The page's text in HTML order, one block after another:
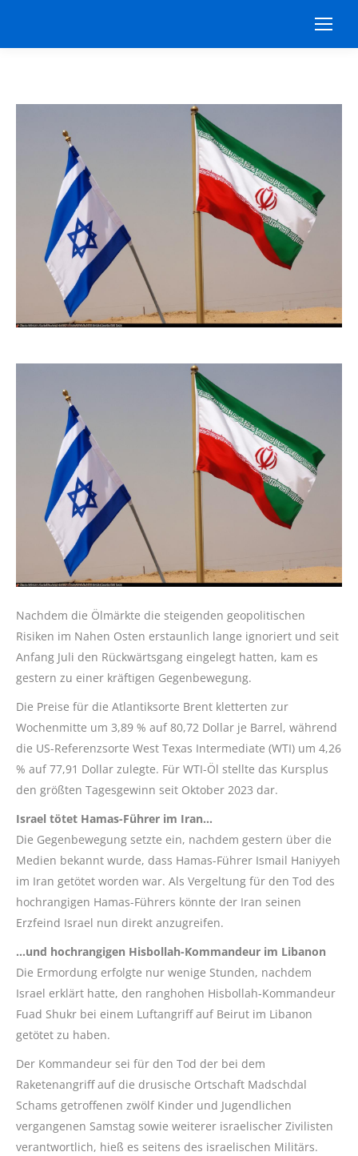
Nachdem die Ölmärkte die steigenden geopolitischen
Risiken im Nahen Osten erstaunlich lange ignoriert und seit
Anfang Juli den Rückwärtsgang eingelegt hatten, kam es
gestern zu einer kräftigen Gegenbewegung.
Die Preise für die Atlantiksorte Brent kletterten zur
Wochenmitte um 3,89 % auf 80,72 Dollar je Barrel, während
die US-Referenzsorte West Texas Intermediate (WTI) um 4,26
% auf 77,91 Dollar zulegte. Für WTI-Öl stellte das Kursplus
den größten Tagesgewinn seit Oktober 2023 dar.
Israel tötet Hamas-Führer im Iran…
Die Gegenbewegung setzte ein, nachdem gestern über die
Medien bekannt wurde, dass Hamas-Führer Ismail Haniyyeh
im Iran getötet worden war. Als Vergeltung für den Tod des
hochrangigen Hamas-Führers könnte der Iran seinen
Erzfeind Israel nun direkt anzugreifen.
…und hochrangigen Hisbollah-Kommandeur im Libanon
Die Ermordung erfolgte nur wenige Stunden, nachdem
Israel erklärt hatte, den ranghohen Hisbollah-Kommandeur
Fuad Shukr bei einem Luftangriff auf Beirut im Libanon
getötet zu haben.
Der Kommandeur sei für den Tod der bei dem
Raketenangriff auf die drusische Ortschaft Madschdal
Schams getroffenen zwölf Kinder und Jugendlichen
vergangenen Samstag sowie weiterer israelischer Zivilisten
verantwortlich, hieß es seitens des israelischen Militärs.